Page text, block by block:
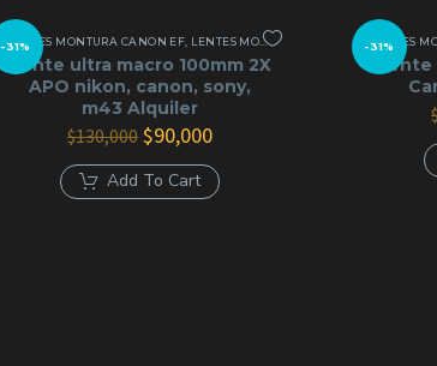
-31%
LENTES MONTURA CANON EF, LENTES MONTURA NIKON ,LENTES
Lente ultra macro 100mm 2X
APO nikon, canon, sony,
m43 Alquiler
$130,000 El
precio
original
era:
$90,000El
actual
es:
Add To Cart
-31%
LENTES